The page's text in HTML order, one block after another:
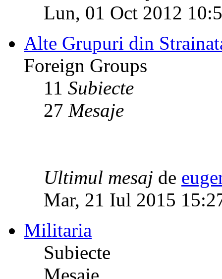
Lun, 01 Oct 2012
Alte Grupuri din
Foreign Groups
11 Subiecte
27 Mesaje
Ultimul mesaj de
Mar, 21 Iul 2015
Militaria
Subiecte